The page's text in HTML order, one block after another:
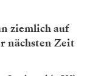
ziemlich auf
nächsten Zeit